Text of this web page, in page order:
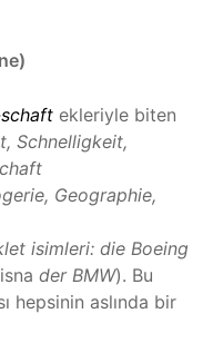
ekleriyle biten
Schnelligkeit,
Geographie,
isimleri: die Boeing
der BMW). Bu
hepsinin aslında bir